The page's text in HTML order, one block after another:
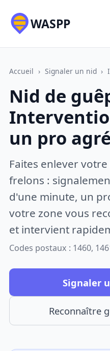
WASPP
Accueil › Signaler un nid ›
Nid de
un pro
Faites enlever
frelons :
d'une minute, un
votre zone vous
et intervient
Codes postaux : 1460,
Signaler
Reconnaître